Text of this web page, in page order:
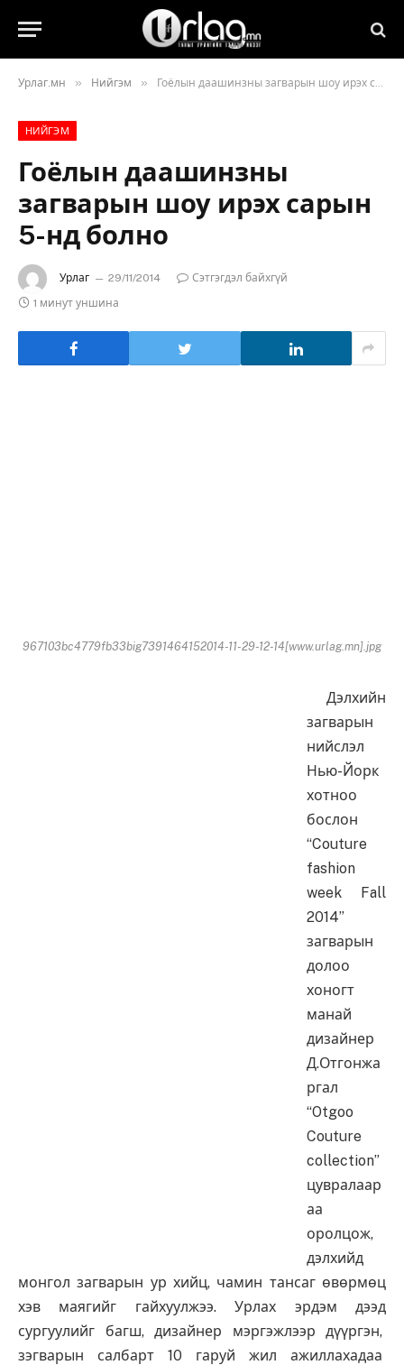
Урлаг.мн » Нийгэм » Гоёлын даашинзны загварын шоу ирэх сарын 5-нд болно
НИЙГЭМ
Гоёлын даашинзны
загварын шоу ирэх сарын
5-нд болно
Урлаг 29/11/2014
Сэтгэгдэл байхгүй
1 минут уншина
967103bc4779fb33big7391464152014-11-29-12-14[www.urlag.mn].jpg
Дэлхийн
загварын
нийслэл
Нью-Йорк
хотноо
бослон
“Couture
fashion
week Fall
2014”
загварын
долоо
хоногт
манай
дизайнер
Д.Отгонжа
ргал
“Otgoo
Couture
collection”
цувралаар
аа
оролцож,
дэлхийд
монгол загварын ур хийц, чамин тансаг өвөрмөц
хэв маягийг гайхуулжээ. Урлах эрдэм дээд
сургуулийг багш, дизайнер мэргэжлээр дүүргэн,
зэгварын салбарт 10 гаруй жил ажиллахадаа